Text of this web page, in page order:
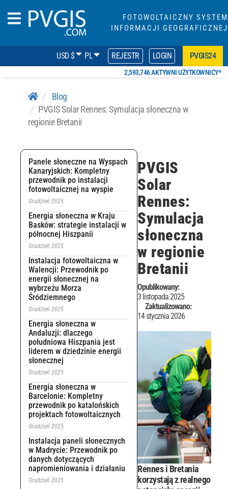
FOTOWOLTAICZNY SYSTEM
INFORMACJI GEOGRAFICZNEJ
USD $ PL REJESTR LOGIN PVGIS24
2,593,746 AKTYWNI UŻYTKOWNICY*
Blog
PVGIS Solar Rennes: Symulacja słoneczna w
regionie Bretanii
Panele słoneczne na Wyspach
Kanaryjskich: Kompletny
przewodnik po instalacji
fotowoltaicznej na wyspie
Grudzień 2025
Energia słoneczna w Kraju
Basków: strategie instalacji w
północnej Hiszpanii
Grudzień 2025
Instalacja fotowoltaiczna w
Walencji: Przewodnik po
energii słonecznej na
wybrzeżu Morza
Śródziemnego
Grudzień 2025
Energia słoneczna w
Andaluzji: dlaczego
południowa Hiszpania jest
liderem w dziedzinie energii
słonecznej
Grudzień 2025
Energia słoneczna w
Barcelonie: Kompletny
przewodnik po katalońskich
projektach fotowoltaicznych
Grudzień 2025
Instalacja paneli słonecznych
w Madrycie: Przewodnik po
danych dotyczących
napromieniowania i działaniu
Grudzień 2025
PVGIS
Solar
Rennes:
Symulacja
słoneczna
w regionie
Bretanii
Opublikowany:
3 listopada 2025
Zaktualizowano:
14 stycznia 2026
Rennes i Bretania
korzystają z realnego